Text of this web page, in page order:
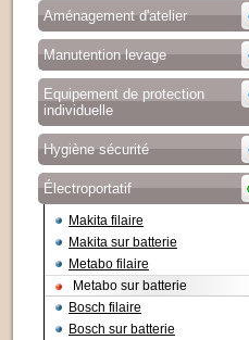
Aménagement d'atelier
Manutention levage
Equipement de protection
individuelle
Hygiène sécurité
Électroportatif
Makita filaire
Makita sur batterie
Metabo filaire
Metabo sur batterie
Bosch filaire
Bosch sur batterie